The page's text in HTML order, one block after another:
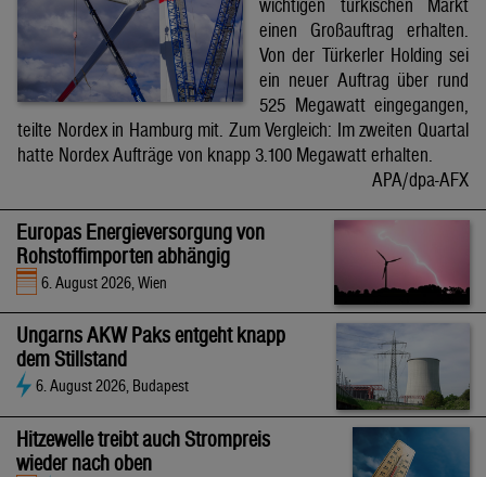
wichtigen türkischen Markt
einen Großauftrag erhalten.
Von der Türkerler Holding sei
ein neuer Auftrag über rund
525 Megawatt eingegangen,
teilte Nordex in Hamburg mit. Zum Vergleich: Im zweiten Quartal
hatte Nordex Aufträge von knapp 3.100 Megawatt erhalten.
APA/dpa-AFX
Europas Energieversorgung von
Rohstoffimporten abhängig
6. August 2026, Wien
Ungarns AKW Paks entgeht knapp
dem Stillstand
6. August 2026, Budapest
Hitzewelle treibt auch Strompreis
wieder nach oben